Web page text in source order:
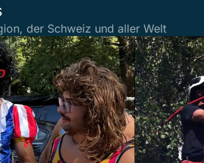
der Schweiz und aller Welt